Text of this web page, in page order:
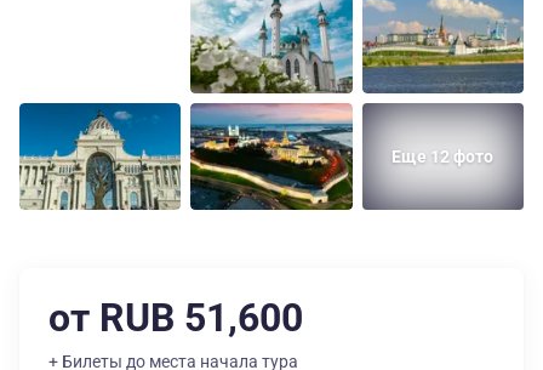
Еще 12 фото
от RUB 51,600
+ Билеты до места начала тура